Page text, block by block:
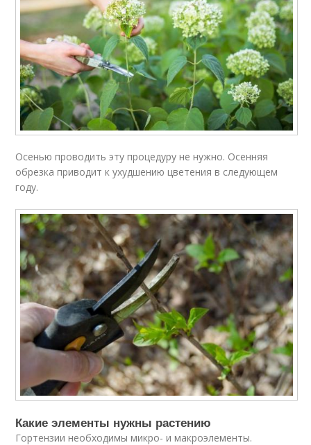
Осенью проводить эту процедуру не нужно. Осенняя
обрезка приводит к ухудшению цветения в следующем
году.
Какие элементы нужны растению
Гортензии необходимы микро- и макроэлементы.